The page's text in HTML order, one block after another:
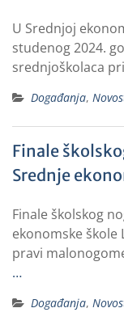
U Srednjoj
studenog 2024.
srednjoškolaca
Događanja,
Finale
Srednje
Finale školskog
ekonomske škole
pravi
…
Događanja,